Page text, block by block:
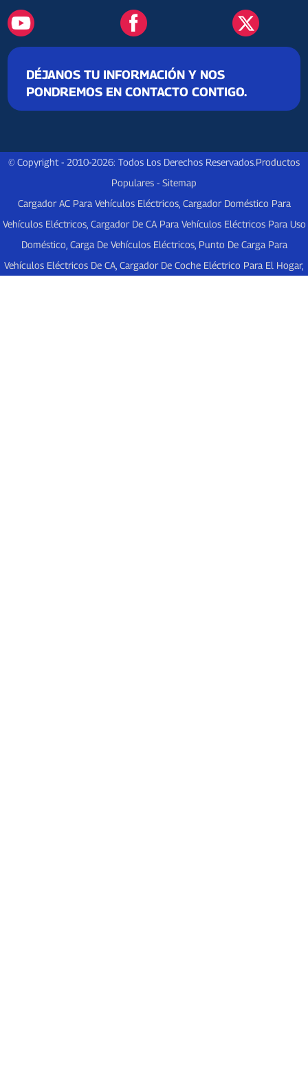
DÉJANOS TU INFORMACIÓN Y NOS
PONDREMOS EN CONTACTO CONTIGO.
© Copyright - 2010-2026: Todos Los Derechos Reservados.Productos
Populares - Sitemap
Cargador AC Para Vehículos Eléctricos, Cargador Doméstico Para
Vehículos Eléctricos, Cargador De CA Para Vehículos Eléctricos Para Uso
Doméstico Carga De Vehículos Eléctricos, Punto De Carga Para
Vehículos Eléctricos De CA Cargador De Coche Eléctrico Para El Hogar,